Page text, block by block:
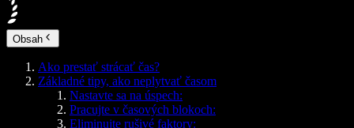
Obsah
Ako prestať strácať čas?
Základné tipy, ako neplytvať časom
Nastavte sa na úspech:
Pracujte v časových blokoch:
Eliminujte rušivé faktory: